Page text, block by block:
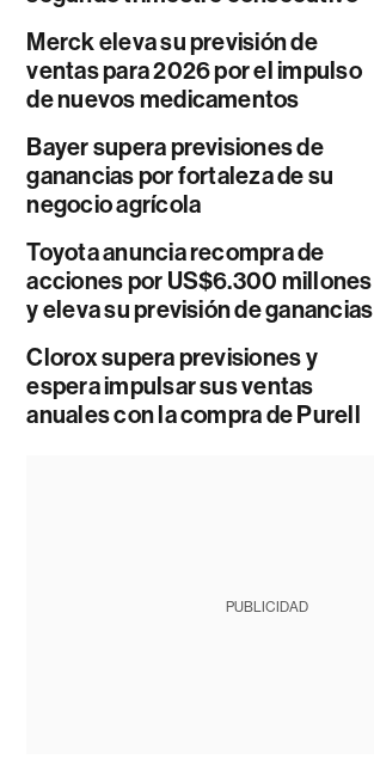
Merck eleva su previsión de
ventas para 2026 por el impulso
de nuevos medicamentos
Bayer supera previsiones de
ganancias por fortaleza de su
negocio agrícola
Toyota anuncia recompra de
acciones por US$6.300 millones
y eleva su previsión de ganancias
Clorox supera previsiones y
espera impulsar sus ventas
anuales con la compra de Purell
PUBLICIDAD